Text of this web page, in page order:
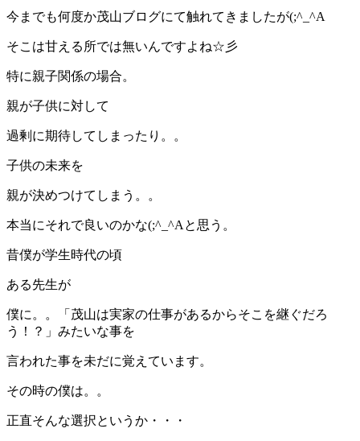
今までも何度か茂山ブログにて触れてきましたが(;^_^A
そこは甘える所では無いんですよね☆彡
特に親子関係の場合。
親が子供に対して
過剰に期待してしまったり。。
子供の未来を
親が決めつけてしまう。。
本当にそれで良いのかな(;^_^Aと思う。
昔僕が学生時代の頃
ある先生が
僕に。。「茂山は実家の仕事があるからそこを継ぐだろ
う！？」みたいな事を
言われた事を未だに覚えています。
その時の僕は。。
正直そんな選択というか・・・